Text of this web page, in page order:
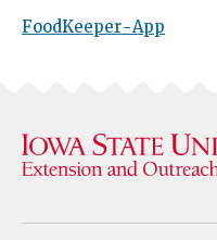
FoodKeeper-App